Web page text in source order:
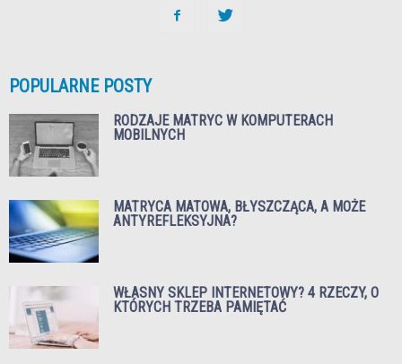
POPULARNE POSTY
RODZAJE MATRYC W KOMPUTERACH
MOBILNYCH
MATRYCA MATOWA, BŁYSZCZĄCA, A MOŻE
ANTYREFLEKSYJNA?
WŁASNY SKLEP INTERNETOWY? 4 RZECZY, O
KTÓRYCH TRZEBA PAMIĘTAĆ